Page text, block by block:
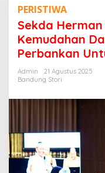
PERISTIWA
Sekda
Kemudahan
Perbankan
Admin
21 Agustus 2025
Bandung Stori